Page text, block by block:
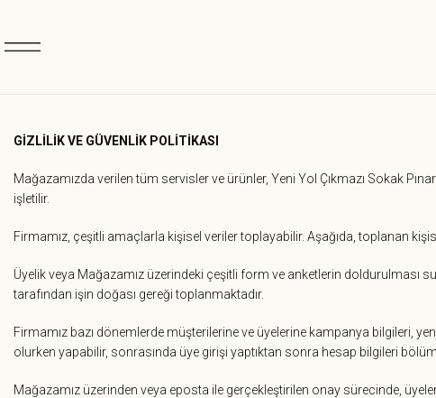
GİZLİLİK VE GÜVENLİK POLİTİKASI
Mağazamızda verilen tüm servisler ve ürünler, Yeni Yol Çıkmazı Sokak
işletilir.
Firmamız, çeşitli amaçlarla kişisel veriler toplayabilir. Aşağıda, toplanan
Üyelik veya Mağazamız üzerindeki çeşitli form ve anketlerin doldurulması
tarafından işin doğası gereği toplanmaktadır.
Firmamız bazı dönemlerde müşterilerine ve üyelerine kampanya bilgileri,
olurken yapabilir, sonrasında üye girişi yaptıktan sonra hesap bilgileri
Mağazamız üzerinden veya eposta ile gerçekleştirilen onay sürecinde,